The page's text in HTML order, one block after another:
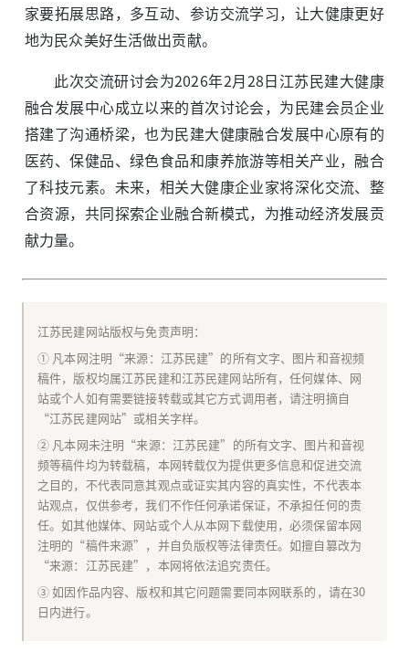
家要拓展思路，多互动、参访交流学习，让大健康更好
地为民众美好生活做出贡献。
此次交流研讨会为2026年2月28日江苏民建大健康
融合发展中心成立以来的首次讨论会，为民建会员企业
搭建了沟通桥梁，也为民建大健康融合发展中心原有的
医药、保健品、绿色食品和康养旅游等相关产业，融合
了科技元素。未来，相关大健康企业家将深化交流、整
合资源，共同探索企业融合新模式，为推动经济发展贡
献力量。
江苏民建网站版权与免责声明：
① 凡本网注明“来源：江苏民建”的所有文字、图片和音视频
稿件，版权均属江苏民建和江苏民建网站所有，任何媒体、网
站或个人如有需要链接转载或其它方式调用者，请注明摘自
“江苏民建网站”或相关字样。
② 凡本网未注明“来源：江苏民建”的所有文字、图片和音视
频等稿件均为转载稿，本网转载仅为提供更多信息和促进交流
之目的，不代表同意其观点或证实其内容的真实性，不代表本
站观点，仅供参考，我们不作任何承诺保证，不承担任何的责
任。如其他媒体、网站或个人从本网下载使用，必须保留本网
注明的“稿件来源”，并自负版权等法律责任。如擅自篡改为
“来源：江苏民建”，本网将依法追究责任。
③ 如因作品内容、版权和其它问题需要同本网联系的，请在30
日内进行。